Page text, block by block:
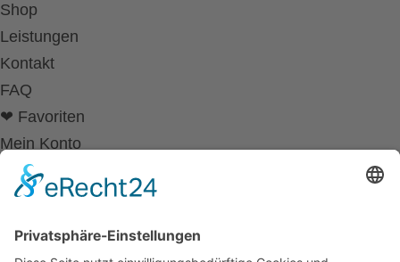
Shop
Leistungen
Kontakt
FAQ
❤ Favoriten
Mein Konto